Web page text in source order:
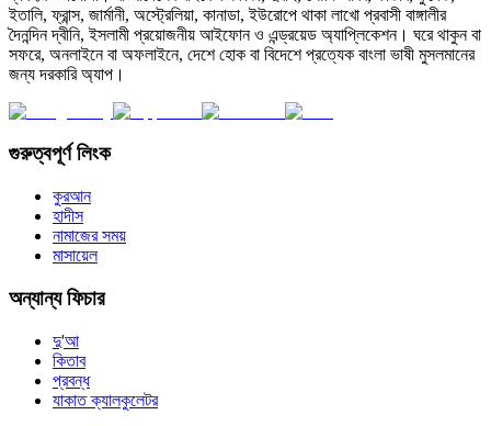
ইতালি, ফ্রান্স, জার্মানী, অস্ট্রেলিয়া, কানাডা, ইউরোপে থাকা লাখো প্রবাসী বাঙ্গালীর
দৈনন্দিন দ্বীনি, ইসলামী প্রয়োজনীয় আইফোন ও এন্ড্রয়েড অ্যাপ্লিকেশন। ঘরে থাকুন বা
সফরে, অনলাইনে বা অফলাইনে, দেশে হোক বা বিদেশে প্রত্যেক বাংলা ভাষী মুসলমানের
জন্য দরকারি অ্যাপ।
গুরুত্বপূর্ণ লিংক
কুরআন
হাদীস
নামাজের সময়
মাসায়েল
অন্যান্য ফিচার
দু'আ
কিতাব
প্রবন্ধ
যাকাত ক্যালকুলেটর